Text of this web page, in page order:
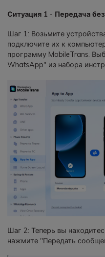
Ситуация 1 - Передача
Шаг 1: Возьмите
подключите их к
программу MobileTrans.
WhatsApp" из набора
Шаг 2: Теперь вы
нажмите "Передать